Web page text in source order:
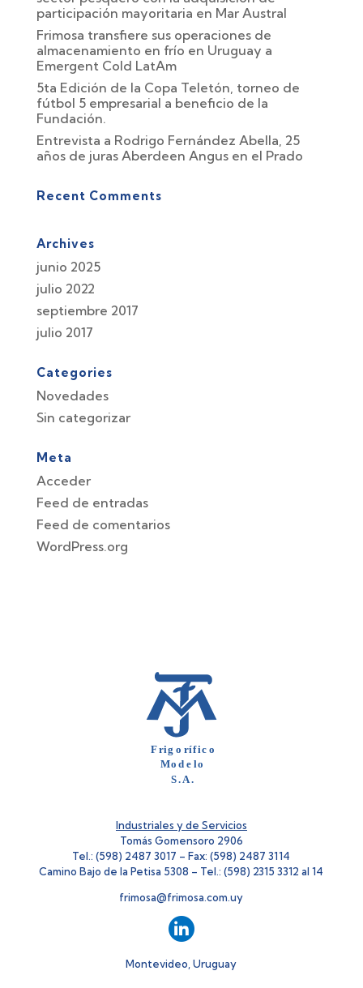
participación mayoritaria en Mar Austral
Frimosa transfiere sus operaciones de
almacenamiento en frío en Uruguay a
Emergent Cold LatAm
5ta Edición de la Copa Teletón, torneo de
fútbol 5 empresarial a beneficio de la
Fundación.
Entrevista a Rodrigo Fernández Abella, 25
años de juras Aberdeen Angus en el Prado
Recent Comments
Archives
junio 2025
julio 2022
septiembre 2017
julio 2017
Categories
Novedades
Sin categorizar
Meta
Acceder
Feed de entradas
Feed de comentarios
WordPress.org
Industriales y de Servicios
Tomás Gomensoro 2906
Tel.: (598) 2487 3017 – Fax: (598) 2487 3114
Camino Bajo de la Petisa 5308 – Tel.: (598) 2315 3312 al 14
frimosa@frimosa.com.uy
Montevideo, Uruguay